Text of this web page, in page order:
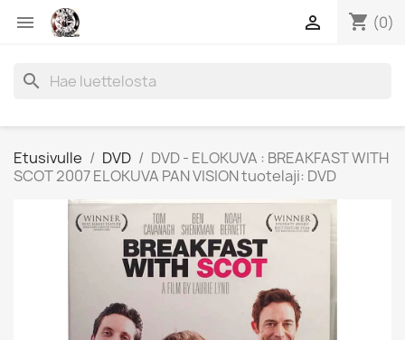
 shopping_cart (0)

search
Etusivulle DVD
DVD - ELOKUVA : BREAKFAST WITH
SCOT 2007 ELOKUVA PAN VISION tuotelaji: DVD